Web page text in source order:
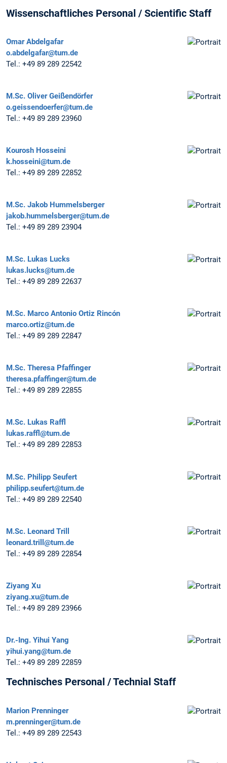
Wissenschaftliches Personal / Scientific Staff
Omar Abdelgafar
o.abdelgafar@tum.de
Tel.: +49 89 289 22542
M.Sc. Oliver Geißendörfer
o.geissendoerfer@tum.de
Tel.: +49 89 289 23960
Kourosh Hosseini
k.hosseini@tum.de
Tel.: +49 89 289 22852
M.Sc. Jakob Hummelsberger
jakob.hummelsberger@tum.de
Tel.: +49 89 289 23904
M.Sc. Lukas Lucks
lukas.lucks@tum.de
Tel.: +49 89 289 22637
M.Sc. Marco Antonio Ortiz Rincón
marco.ortiz@tum.de
Tel.: +49 89 289 22847
M.Sc. Theresa Pfaffinger
theresa.pfaffinger@tum.de
Tel.: +49 89 289 22855
M.Sc. Lukas Raffl
lukas.raffl@tum.de
Tel.: +49 89 289 22853
M.Sc. Philipp Seufert
philipp.seufert@tum.de
Tel.: +49 89 289 22540
M.Sc. Leonard Trill
leonard.trill@tum.de
Tel.: +49 89 289 22854
Ziyang Xu
ziyang.xu@tum.de
Tel.: +49 89 289 23966
Dr.-Ing. Yihui Yang
yihui.yang@tum.de
Tel.: +49 89 289 22859
Technisches Personal / Technial Staff
Marion Prenninger
m.prenninger@tum.de
Tel.: +49 89 289 22543